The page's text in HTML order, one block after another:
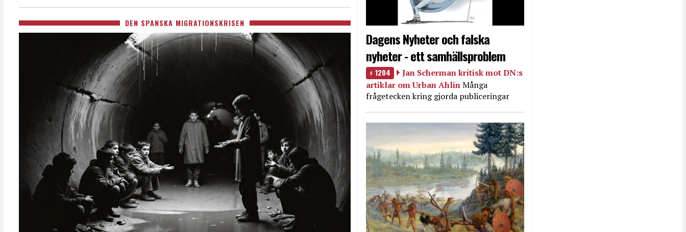
DEN SPANSKA MIGRATIONSKRISEN
Dagens Nyheter och falska
nyheter - ett samhällsproblem
1204
Jan Scherman kritisk mot DN:s
artiklar om Urban AhlinMånga
frågetecken kring gjorda publiceringar